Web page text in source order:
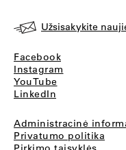
Užsisakykite
Facebook
Instagram
YouTube
LinkedIn
Administracinė
Privatumo politika